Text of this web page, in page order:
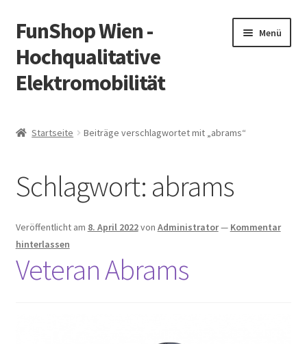
Zur
Navigation
springen
Zum
Inhalt
springen
FunShop Wien -
Hochqualitative
Elektromobilität
Menü
Vorsicht Internetbetrug
Über FunShop
öffnen
Impressum
Startseite Beiträge verschlagwortet mit „abrams“
Schlagwort: abrams
Veröffentlicht am 8. April 2022von Administrator— Kommentar
hinterlassen
Veteran Abrams